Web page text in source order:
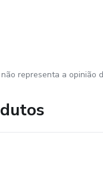
representa a opinião